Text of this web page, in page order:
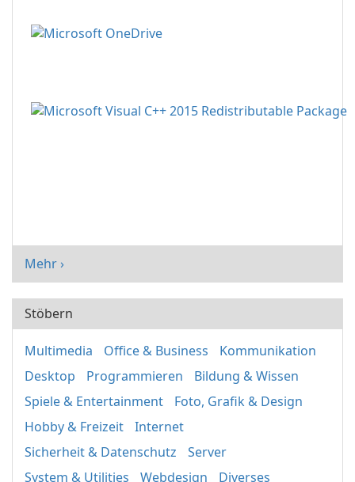
Mehr ›
Stöbern
Multimedia Office & Business
Kommunikation
Desktop
Programmieren
Bildung & Wissen
Spiele & Entertainment
Foto, Grafik & Design
Hobby & Freizeit
Internet
Sicherheit & Datenschutz
Server
System & Utilities
Webdesign Diverses